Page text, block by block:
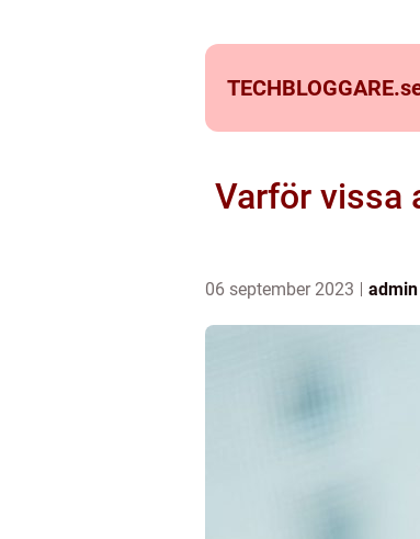
TECHBLOGGARE.
Varför vissa
06 september 2023 admin